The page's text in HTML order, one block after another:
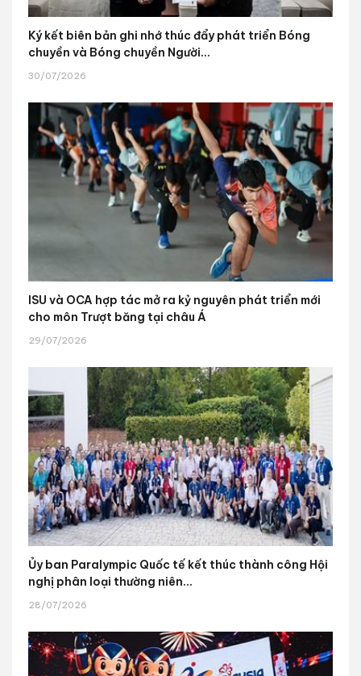
Ký kết biên bản ghi nhớ thúc đẩy phát triển Bóng
chuyền và Bóng chuyền Người...
30/07/2026
ISU và OCA hợp tác mở ra kỷ nguyên phát triển mới
cho môn Trượt băng tại châu Á
29/07/2026
Ủy ban Paralympic Quốc tế kết thúc thành công Hội
nghị phân loại thường niên...
28/07/2026